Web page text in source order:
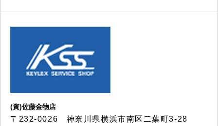
(資)佐藤金物店
〒232-0026 神奈川県横浜市南区二葉町3-28